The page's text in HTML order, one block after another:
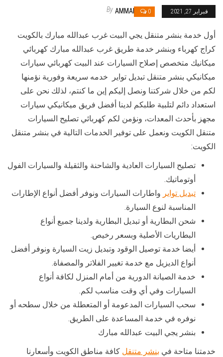
فبراير 27, 2021 0
By AMMAR
أول خدمة بنشر متنقل يجي البيت غرب عبدالله مبارك بالكويت
كراج كهرباء وبنشر خدمة طريق غرب عبدالله مبارك كهربائي
ميكانيك متخصص إصلاح السيارات عند البيت كهربائي سيارات
ميكانيكي بنشر متنقل تبديل تواير خدمه سريعة وفورية نؤمنها
لكم من خلال شركتنا ونصل إليكم إين ما كنتم، لذلك نحن على
استعداد دائم لتلبية طلبكم لدينا أفضل فريق ميكانيكي سيارات
مجهز بأحدث المعدات، ونؤمن لكم كهربائي تصليح السيارات
متنقل الكويت ونعمل على توفير الخدمات التالية في بنشر متنقل
الكويت:
تصليح السيارات العادية والشاحنة والثقيلة والسيارات الفول
أوتوماتيك.
تبديل تواير واطارات السيارات ونوفر أفضل أنواع الإطارات
المناسبة لنوع السيارة.
شحن البطارية أو تبديل البطارية ولدينا جميع أنواع
البطاريات الأصلية وبسعر رخيص.
أيضا خدمة توصيل الوقود وتبديل زيت السيارة ونوفر أفضل
أنواع الديزيل مع خدمة تغيير الفلاتر والمصفاة.
خدمة الصيانة الدورية من أمام المنزل لكافة أنواع
السيارات وفي أي وقت مناسب لكم.
سحب السيارات المدعومة أو المتعطلة من خلال سطحه أو
نوفره في خدمة المساعدة على الطريق.
بنشر يجي البيت عبدالله مبارك
خدمتنا متاحة في بنشر متنقل كافة مناطق الكويت وأسعارنا